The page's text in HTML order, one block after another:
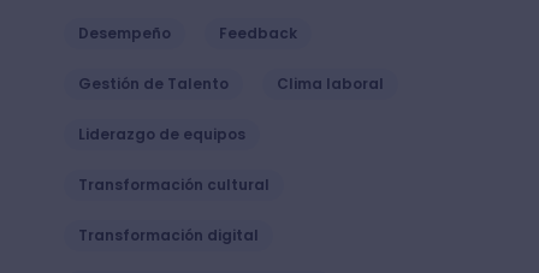
Desempeño Feedback
Gestión de Talento Clima laboral
Liderazgo de equipos
Transformación cultural
Transformación digital